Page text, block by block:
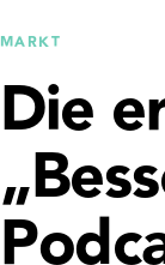
MARKT
Die